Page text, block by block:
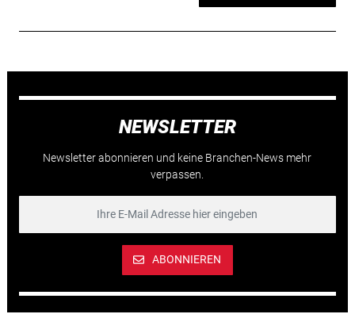
NEWSLETTER
Newsletter abonnieren und keine Branchen-News mehr
verpassen.
ABONNIEREN